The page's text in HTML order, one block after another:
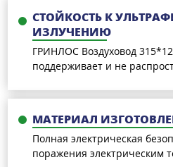
СТОЙКОСТЬ К
ИЗЛУЧЕНИЮ
ГРИНЛОС Воздуховод
поддерживает и не
МАТЕРИАЛ
Полная электрическая
поражения электрическим